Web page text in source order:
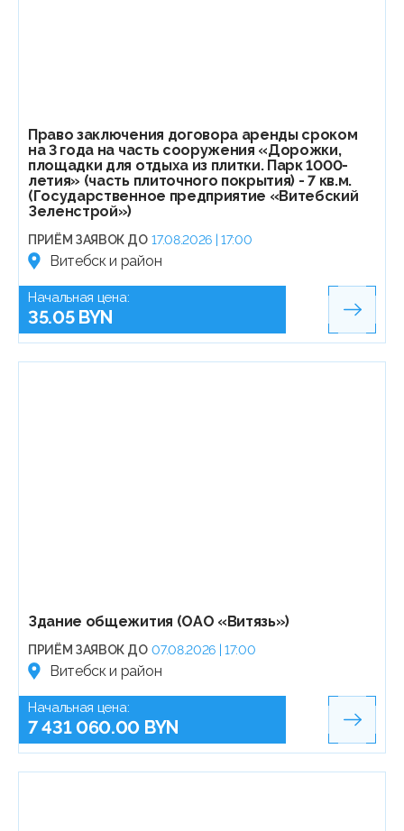
Право заключения договора аренды сроком
на 3 года на часть сооружения «Дорожки,
площадки для отдыха из плитки. Парк 1000-
летия» (часть плиточного покрытия) - 7 кв.м.
(Государственное предприятие «Витебский
Зеленстрой»)
ПРИЁМ ЗАЯВОК ДО 17.08.2026 | 17:00
Витебск и район
Начальная цена:
35.05 BYN
Здание общежития (ОАО «Витязь»)
ПРИЁМ ЗАЯВОК ДО 07.08.2026 | 17:00
Витебск и район
Начальная цена:
7 431 060.00 BYN